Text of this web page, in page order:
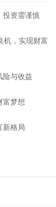
投资需谨慎
机，实现财富
险与收益
富梦想
新格局